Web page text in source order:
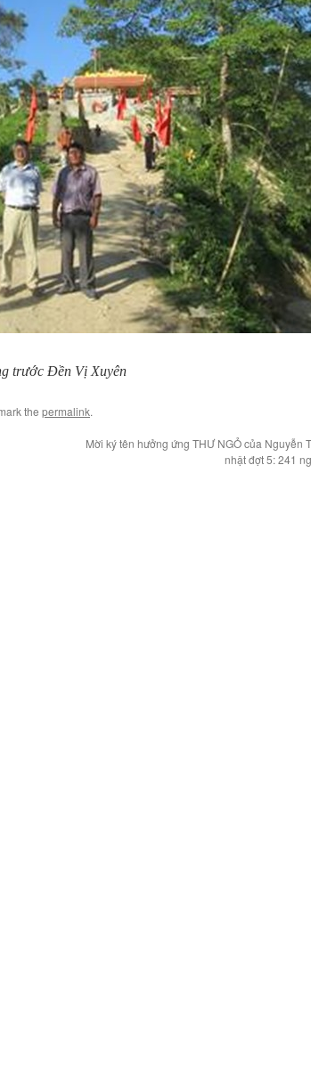
trước Đền Vị Xuyên
the permalink.
Mời ký tên hưởng ứng THƯ NGỎ của Nguyễn
nhật đợt 5: 241